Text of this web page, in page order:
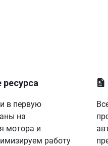
ресурса
в первую
на
мотора и
работу